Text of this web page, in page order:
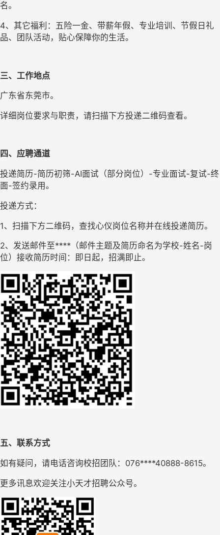
名。
4、其它福利：五险一金、带薪年假、专业培训、节假日礼
品、团队活动，贴心保障你的生活。
三、工作地点
广东省东莞市。
详细岗位要求与职责，请扫描下方投递二维码查看。
四、应聘通道
投递简历-简历初筛-AI面试（部分岗位）-专业面试-复试-终
面-签约录用。
投递方式：
1、扫描下方二维码，查找心仪岗位名称并在线投递简历。
2、发送邮件至****（邮件主题及简历命名为学校-姓名-岗
位）接收简历时间：即日起，招满即止。
五、联系方式
如有疑问，请电话咨询校招团队：076****40888-8615。
更多讯息欢迎关注小天才招聘公众号。